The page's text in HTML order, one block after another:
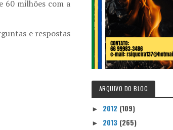
60 milhões com a
e respostas
ARQUIVO DO BLOG
► 2012 (109)
► 2013 (265)